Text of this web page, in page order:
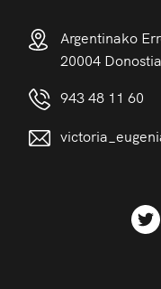
Argentinako
20004 Donostia
943 48 11 60